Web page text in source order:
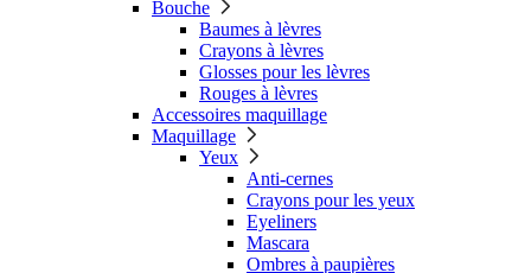
Bouche
Baumes à lèvres
Crayons à lèvres
Glosses pour les lèvres
Rouges à lèvres
Accessoires maquillage
Maquillage
Yeux
Anti-cernes
Crayons pour les yeux
Eyeliners
Mascara
Ombres à paupières